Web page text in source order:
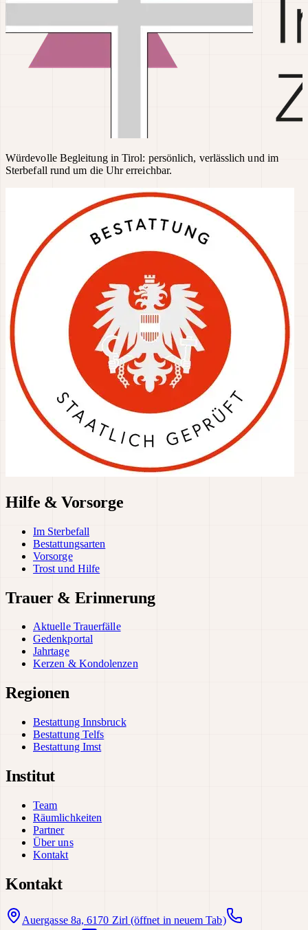
Würdevolle Begleitung in Tirol: persönlich, verlässlich und im
Sterbefall rund um die Uhr erreichbar.
Hilfe & Vorsorge
Im Sterbefall
Bestattungsarten
Vorsorge
Trost und Hilfe
Trauer & Erinnerung
Aktuelle Trauerfälle
Gedenkportal
Jahrtage
Kerzen & Kondolenzen
Regionen
Bestattung Innsbruck
Bestattung Telfs
Bestattung Imst
Institut
Team
Räumlichkeiten
Partner
Über uns
Kontakt
Kontakt
Auergasse 8a, 6170 Zirl (öffnet in neuem Tab)